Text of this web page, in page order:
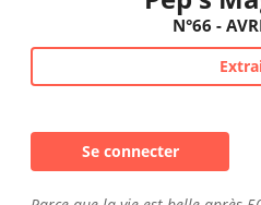
N°66 -
Se connecter